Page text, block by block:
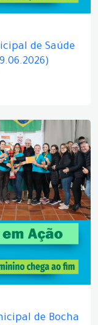
de Saúde
de Bocha